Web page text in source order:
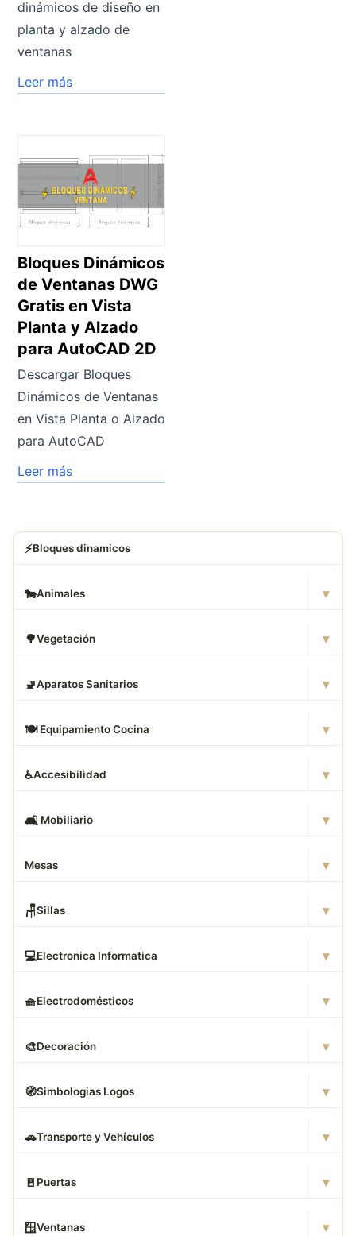
dinámicos de diseño en
planta y alzado de
ventanas
Leer más
Bloques Dinámicos
de Ventanas DWG
Gratis en Vista
Planta y Alzado
para AutoCAD 2D
Descargar Bloques
Dinámicos de Ventanas
en Vista Planta o Alzado
para AutoCAD
Leer más
⚡Bloques dinamicos
🐄Animales ▾
🌳Vegetación ▾
🚽Aparatos Sanitarios ▾
🍽️ Equipamiento Cocina ▾
♿Accesibilidad ▾
🛋 ️ Mobiliario ▾
Mesas ▾
🪑Sillas ▾
💻Electronica Informatica ▾
🧺Electrodomésticos ▾
🎨Decoración ▾
🧭Simbologias Logos ▾
🚗Transporte y Vehículos ▾
🚪 Puertas ▾
🪟Ventanas ▾